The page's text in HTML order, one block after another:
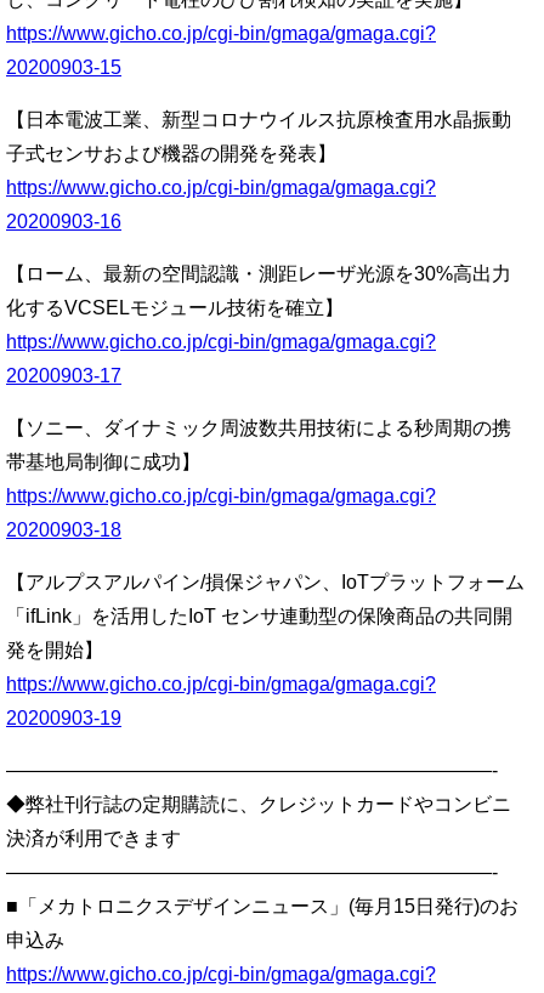
https://www.gicho.co.jp/cgi-bin/gmaga/gmaga.cgi?
20200903-15
【日本電波工業、新型コロナウイルス抗原検査用水晶振動
子式センサおよび機器の開発を発表】
https://www.gicho.co.jp/cgi-bin/gmaga/gmaga.cgi?
20200903-16
【ローム、最新の空間認識・測距レーザ光源を30%高出力
化するVCSELモジュール技術を確立】
https://www.gicho.co.jp/cgi-bin/gmaga/gmaga.cgi?
20200903-17
【ソニー、ダイナミック周波数共用技術による秒周期の携
帯基地局制御に成功】
https://www.gicho.co.jp/cgi-bin/gmaga/gmaga.cgi?
20200903-18
【アルプスアルパイン/損保ジャパン、IoTプラットフォーム
「ifLink」を活用したIoT センサ連動型の保険商品の共同開
発を開始】
https://www.gicho.co.jp/cgi-bin/gmaga/gmaga.cgi?
20200903-19
—————————————————————————-
◆弊社刊行誌の定期購読に、クレジットカードやコンビニ
決済が利用できます
—————————————————————————-
■「メカトロニクスデザインニュース」(毎月15日発行)のお
申込み
https://www.gicho.co.jp/cgi-bin/gmaga/gmaga.cgi?